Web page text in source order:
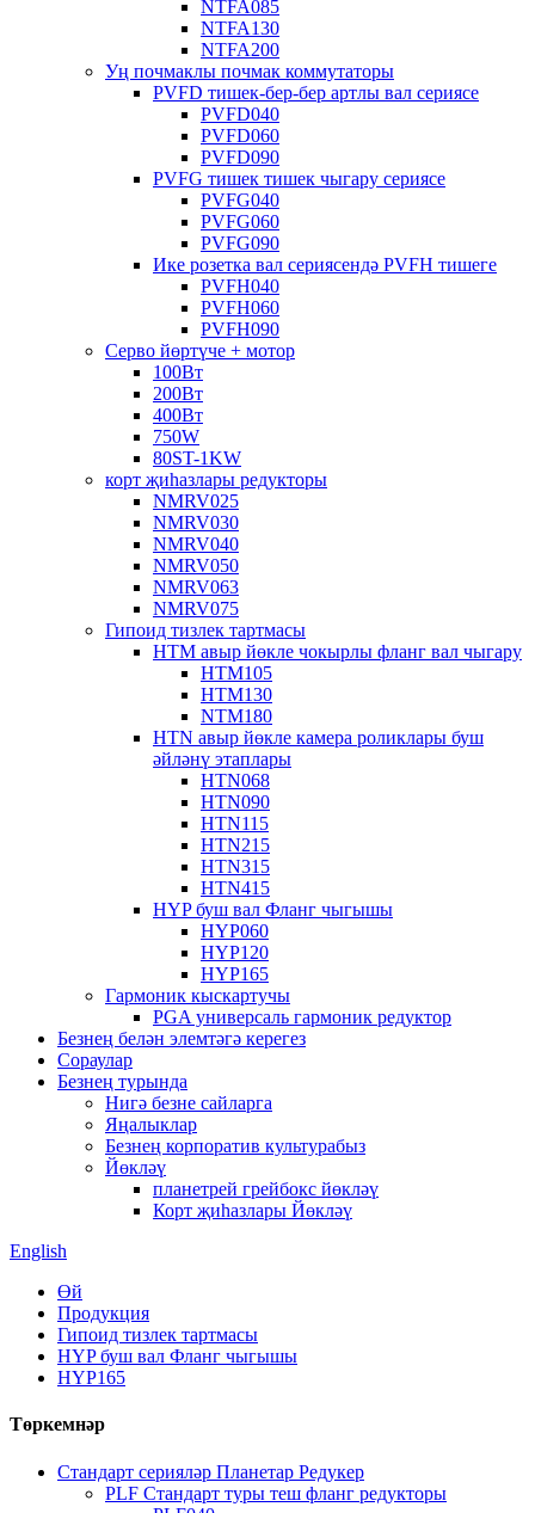
NTFA085
NTFA130
NTFA200
Уң почмаклы почмак коммутаторы
PVFD тишек-бер-бер артлы вал сериясе
PVFD040
PVFD060
PVFD090
PVFG тишек тишек чыгару сериясе
PVFG040
PVFG060
PVFG090
Ике розетка вал сериясендә PVFH тишеге
PVFH040
PVFH060
PVFH090
Серво йөртүче + мотор
100Вт
200Вт
400Вт
750W
80ST-1KW
корт җиһазлары редукторы
NMRV025
NMRV030
NMRV040
NMRV050
NMRV063
NMRV075
Гипоид тизлек тартмасы
HTM авыр йөкле чокырлы фланг вал чыгару
HTM105
HTM130
NTM180
HTN авыр йөкле камера роликлары буш
әйләнү этаплары
HTN068
HTN090
HTN115
HTN215
HTN315
HTN415
HYP буш вал Фланг чыгышы
HYP060
HYP120
HYP165
Гармоник кыскартучы
PGA универсаль гармоник редуктор
Безнең белән элемтәгә керегез
Сораулар
Безнең турында
Нигә безне сайларга
Яңалыклар
Безнең корпоратив культурабыз
Йөкләү
планетрей грейбокс йөкләү
Корт җиһазлары Йөкләү
English
Өй
Продукция
Гипоид тизлек тартмасы
HYP буш вал Фланг чыгышы
HYP165
Төркемнәр
Стандарт серияләр Планетар Редукер
PLF Стандарт туры теш фланг редукторы